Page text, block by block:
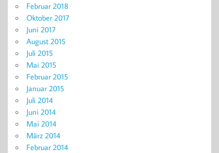
Februar 2018
Oktober 2017
Juni 2017
August 2015
Juli 2015
Mai 2015
Februar 2015
Januar 2015
Juli 2014
Juni 2014
Mai 2014
März 2014
Februar 2014